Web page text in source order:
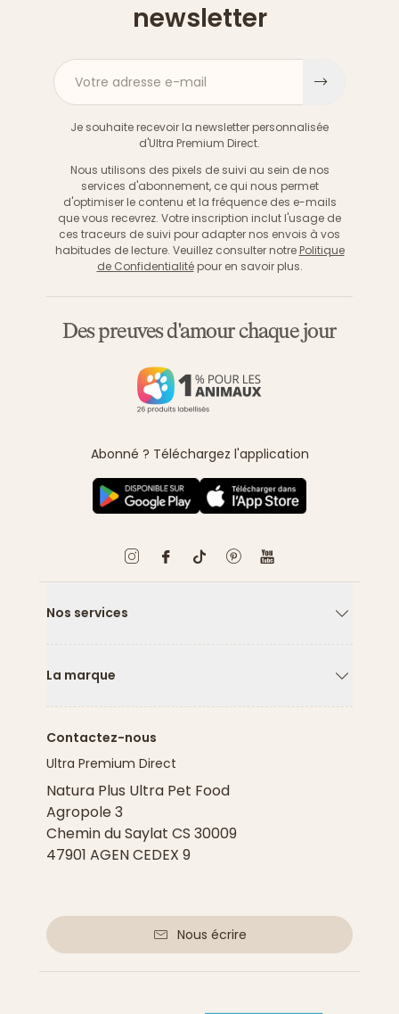
newsletter
Votre adresse e-mail
Je souhaite recevoir la newsletter personnalisée
d'Ultra Premium Direct.
Nous utilisons des pixels de suivi au sein de nos
services d'abonnement, ce qui nous permet
d'optimiser le contenu et la fréquence des e-mails
que vous recevrez. Votre inscription inclut l'usage de
ces traceurs de suivi pour adapter nos envois à vos
habitudes de lecture. Veuillez consulter notre Politique
de Confidentialitépour en savoir plus.
Des preuves d'amour chaque jour
Abonné ? Téléchargez l'application
Nos services
La marque
Contactez-nous
Ultra Premium Direct
Natura Plus Ultra Pet Food
Agropole 3
Chemin du Saylat CS 30009
47901 AGEN CEDEX 9
Nous écrire